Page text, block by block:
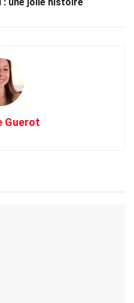
: une jolie histoire
Guerot